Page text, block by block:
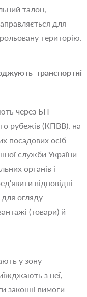
талон,
для
територію.
транспортні
через БП
рубежів (КПВВ), на
посадових осіб
служби України
органів і
відповідні
огляду
(товари) й
у зону
з неї,
законні вимоги